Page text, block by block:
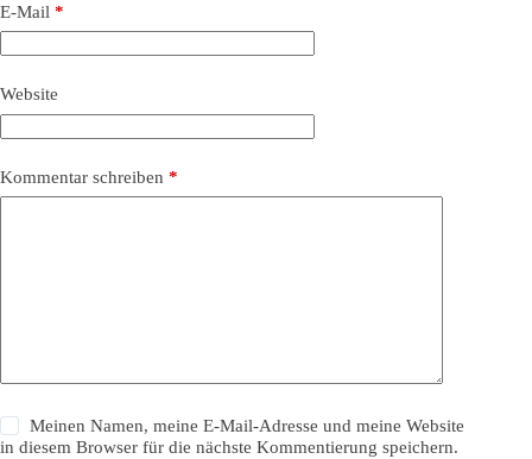
E-Mail *
Website
Kommentar schreiben *
Meinen Namen, meine E-Mail-Adresse und meine Website
in diesem Browser für die nächste Kommentierung speichern.